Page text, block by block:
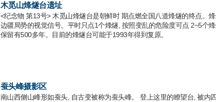
木觅山烽燧台遗址
<纪念物 第13号> 木觅山烽燧台是朝鲜时 期点燃全国八道烽燧的终点。
边疆局势的视觉信号。平时只点1个烽燧, 按照变乱的危险度可点 2~5个
保留有500多年。目前的烽燧台可能于1993年得到复原。
蚕头峰摄影区
南山西侧山峰形如蚕头, 自古变被称为蚕头峰。 登上这里的瞭望台, 被内